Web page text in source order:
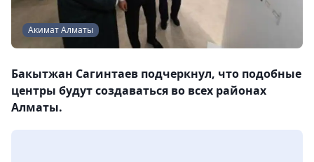
Акимат Алматы
Бакытжан Сагинтаев подчеркнул, что подобные
центры будут создаваться во всех районах
Алматы.